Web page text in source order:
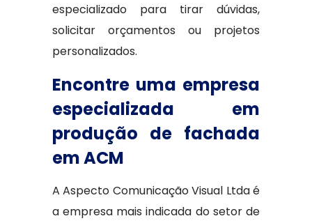
especializado para tirar dúvidas,
solicitar orçamentos ou projetos
personalizados.
Encontre uma empresa
especializada em
produção de fachada
em ACM
A Aspecto Comunicação Visual Ltda é
a empresa mais indicada do setor de